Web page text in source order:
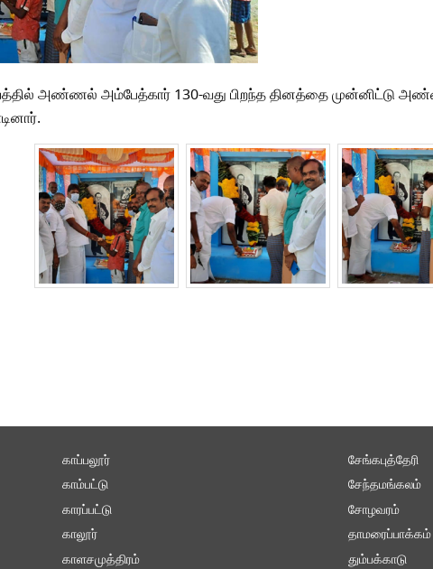
அண்ணல் அம்பேத்கார் 130-வது பிறந்த தினத்தை முன்னிட்டு
காப்பலூர்
காம்பட்டு
காரப்பட்டு
காலூர்
காளசமுத்திரம்
சேங்கபுத்தேரி
சேந்தமங்கலம்
சோழவரம்
தாமரைப்பாக்கம்
தும்பக்காடு